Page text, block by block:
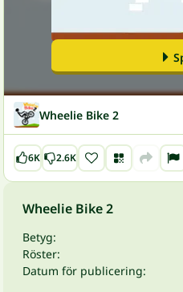
Wheelie Bike 2
6K 2.6K
Wheelie Bike 2
Betyg:
Röster:
Datum för publicering: